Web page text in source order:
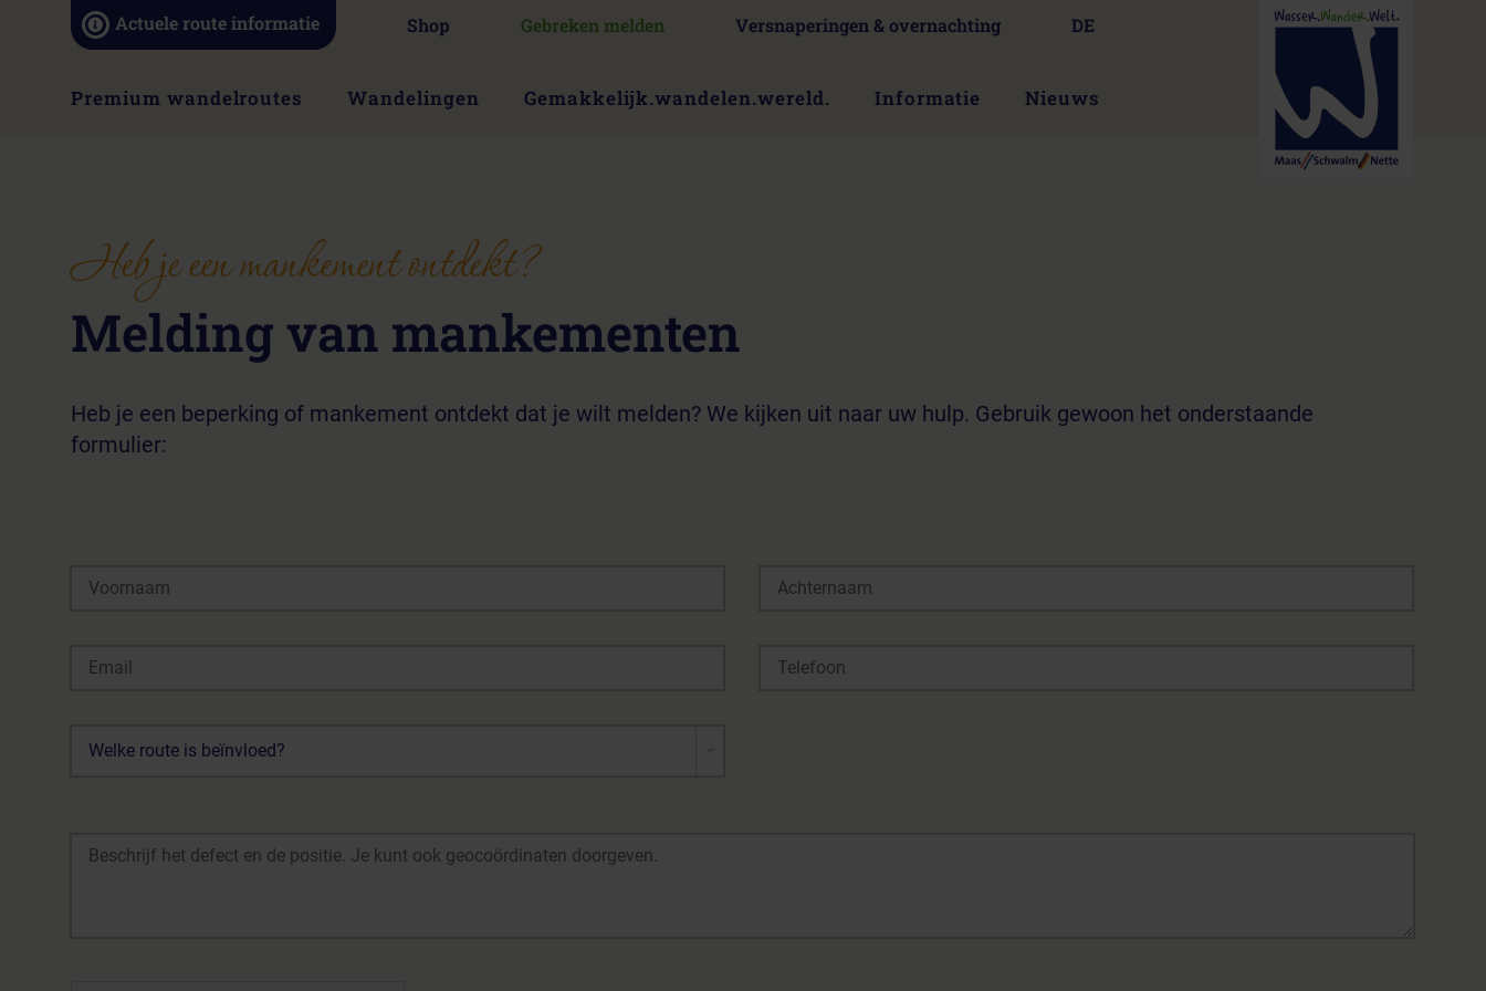
Navigatie
overslaan
Actuele route informatie Shop Gebreken melden Versnaperingen & overnachting DE
Navigatie
Premium wandelroutes Wandelingen Gemakkelijk.wandelen.wereld. Informatie Nieuws
Heb je een mankement ontdekt?
Melding van mankementen
Heb je een beperking of mankement ontdekt dat je wilt melden? We kijken uit naar uw hulp. Gebruik gewoon het onderstaande
formulier:
Welke route is beïnvloed?